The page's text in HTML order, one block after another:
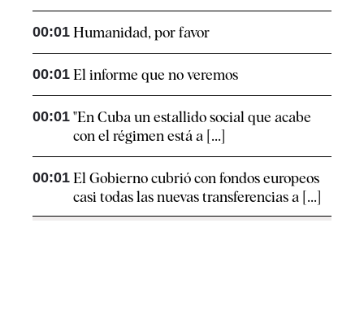
00:01 Humanidad, por favor
00:01 El informe que no veremos
00:01 "En Cuba un estallido social que acabe
con el régimen está a [...]
00:01 El Gobierno cubrió con fondos europeos
casi todas las nuevas transferencias a [...]